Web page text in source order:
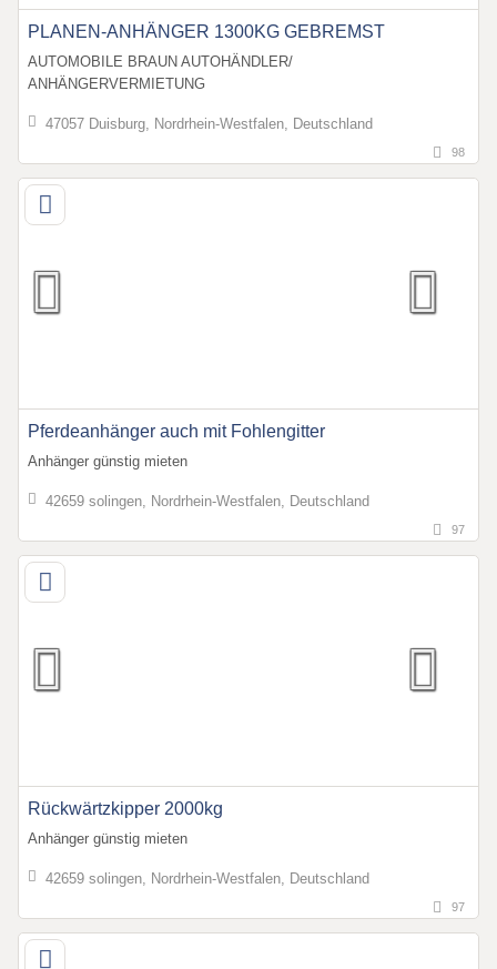
PLANEN-ANHÄNGER 1300KG GEBREMST
AUTOMOBILE BRAUN AUTOHÄNDLER/
ANHÄNGERVERMIETUNG
47057 Duisburg, Nordrhein-Westfalen, Deutschland
98
Pferdeanhänger auch mit Fohlengitter
Anhänger günstig mieten
42659 solingen, Nordrhein-Westfalen, Deutschland
97
Rückwärtzkipper 2000kg
Anhänger günstig mieten
42659 solingen, Nordrhein-Westfalen, Deutschland
97